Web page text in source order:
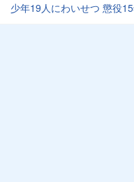
少年19人にわいせつ 懲役